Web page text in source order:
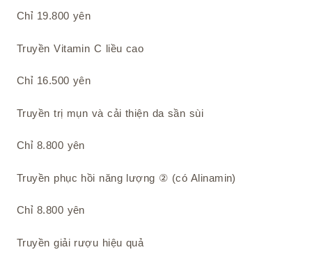
Chỉ 19.800 yên
Truyền Vitamin C liều cao
Chỉ 16.500 yên
Truyền trị mụn và cải thiện da sần sùi
Chỉ 8.800 yên
Truyền phục hồi năng lượng ② (có Alinamin)
Chỉ 8.800 yên
Truyền giải rượu hiệu quả